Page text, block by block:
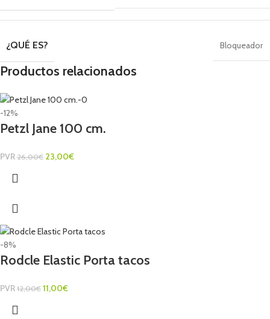
¿QUÉ ES? Bloqueador
Productos relacionados
-12%
Petzl Jane 100 cm.
PVR 26,00€ 23,00€
-8%
Rodcle Elastic Porta tacos
PVR 12,00€ 11,00€